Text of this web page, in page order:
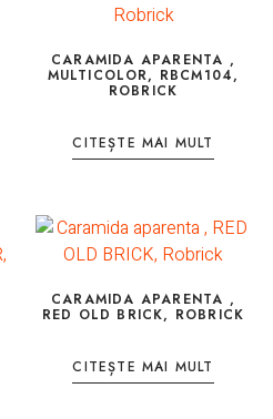
CARAMIDA APARENTA ,
MULTICOLOR, RBCM104,
ROBRICK
CITEȘTE MAI MULT
CARAMIDA APARENTA ,
RED OLD BRICK, ROBRICK
CITEȘTE MAI MULT